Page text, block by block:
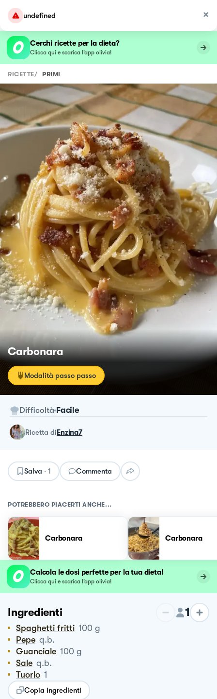
undefined
Cerchi ricette per la dieta?
Clicca qui e scarica l’app olivia!
RICETTE/ PRIMI
Carbonara
Modalità passo passo
Difficoltà Facile
ricetta diEnzina7
Salva · 1 Commenta
POTREBBERO PIACERTI ANCHE...
Carbonara Carbonara
Calcola le dosi perfette per la tua dieta!
Clicca qui e scarica l’app olivia!
Ingredienti 1
Spaghetti fritti 100 g
Pepe q.b.
Guanciale 100 g
Sale q.b.
Tuorlo 1
Copia ingredienti